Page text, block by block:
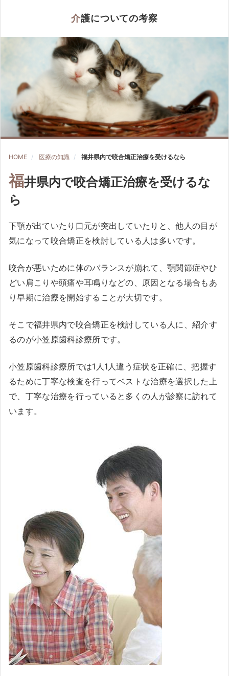
介護についての考察
HOME 医療の知識 福井県内で咬合矯正治療を受けるなら
福井県内で咬合矯正治療を受けるな
ら
下顎が出ていたり口元が突出していたりと、他人の目が
気になって咬合矯正を検討している人は多いです。
咬合が悪いために体のバランスが崩れて、顎関節症やひ
どい肩こりや頭痛や耳鳴りなどの、原因となる場合もあ
り早期に治療を開始することが大切です。
そこで福井県内で咬合矯正を検討している人に、紹介す
るのが小笠原歯科診療所です。
小笠原歯科診療所では1人1人違う症状を正確に、把握す
るために丁寧な検査を行ってベストな治療を選択した上
で、丁寧な治療を行っていると多くの人が診察に訪れて
います。